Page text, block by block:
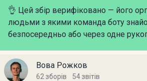
👌 Цей збір верифіковано — його
людьми з якими команда боту
безпосередньо або через одне
Вова Рожков
62 зборів 54 звітів